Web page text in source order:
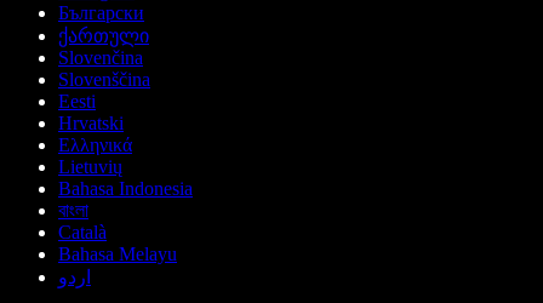
Български
ქართული
Slovenčina
Slovenščina
Eesti
Hrvatski
Ελληνικά
Lietuvių
Bahasa Indonesia
বাংলা
Català
Bahasa Melayu
اردو